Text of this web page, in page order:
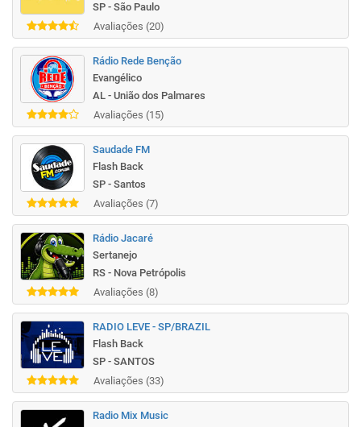
SP - São Paulo
Avaliações (20)
Rádio Rede Benção
Evangélico
AL - União dos Palmares
Avaliações (15)
Saudade FM
Flash Back
SP - Santos
Avaliações (7)
Rádio Jacaré
Sertanejo
RS - Nova Petrópolis
Avaliações (8)
RADIO LEVE - SP/BRAZIL
Flash Back
SP - SANTOS
Avaliações (33)
Radio Mix Music